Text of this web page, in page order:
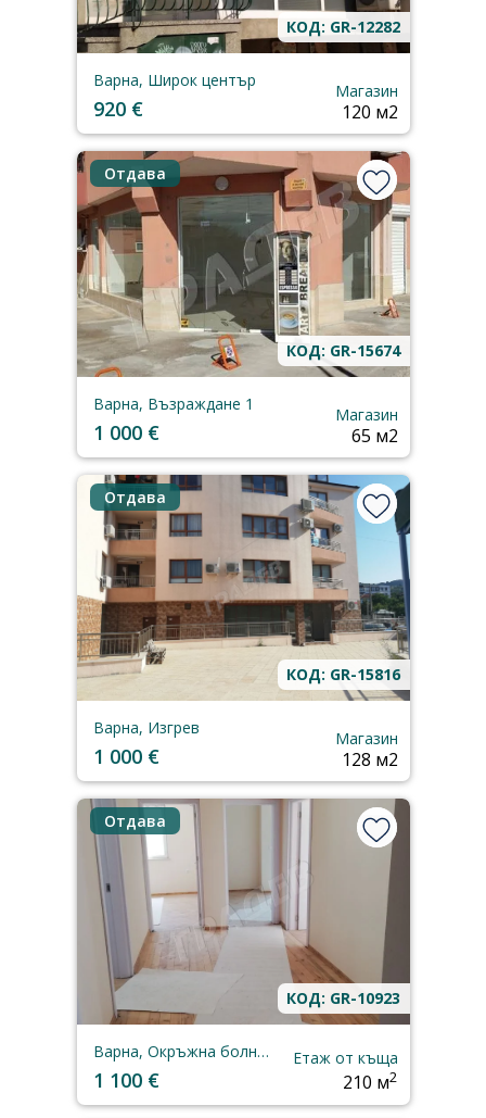
КОД: GR-12282
Варна, Широк център
920 €
Магазин
120 м2
Отдава
КОД: GR-15674
Варна, Възраждане 1
1 000 €
Магазин
65 м2
Отдава
КОД: GR-15816
Варна, Изгрев
1 000 €
Магазин
128 м2
Отдава
КОД: GR-10923
Варна, Окръжна болница
1 100 €
Етаж от къща
210 м2